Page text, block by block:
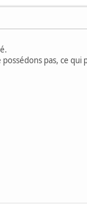
pas, ce